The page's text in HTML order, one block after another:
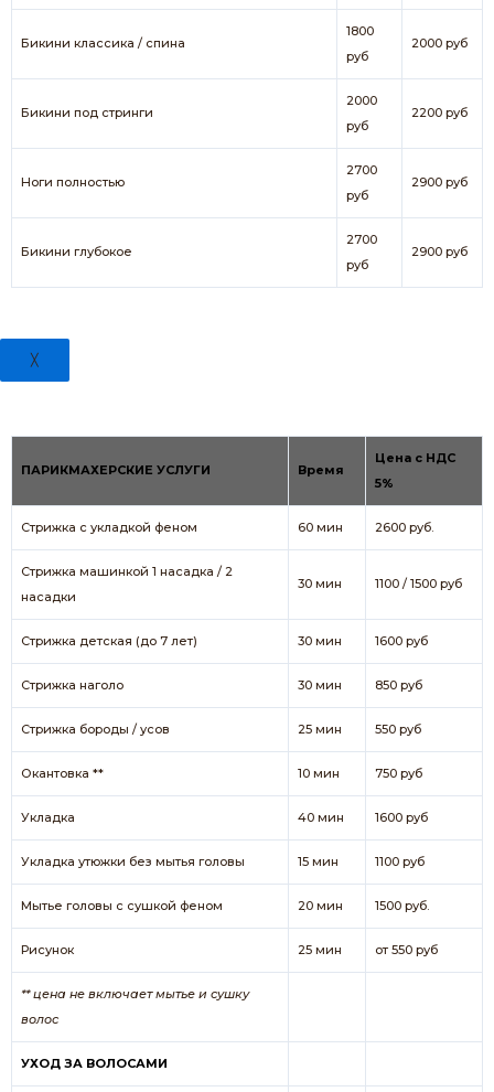
Бикини классика / спина
1800
руб
2000 руб
Бикини под стринги
2000
руб
2200 руб
Ноги полностью
2700
руб
2900 руб
Бикини глубокое
2700
руб
2900 руб
╳
ПАРИКМАХЕРСКИЕ УСЛУГИ Время
Цена с НДС
5%
Стрижка с укладкой феном 60 мин 2600 руб.
Стрижка машинкой 1 насадка / 2
насадки
30 мин 1100 / 1500 руб
Стрижка детская (до 7 лет) 30 мин 1600 руб
Стрижка наголо 30 мин 850 руб
Стрижка бороды / усов 25 мин 550 руб
Окантовка ** 10 мин 750 руб
Укладка 40 мин 1600 руб
Укладка утюжки без мытья головы 15 мин 1100 руб
Мытье головы с сушкой феном 20 мин 1500 руб.
Рисунок 25 мин от 550 руб
** цена не включает мытье и сушку
волос
УХОД ЗА ВОЛОСАМИ